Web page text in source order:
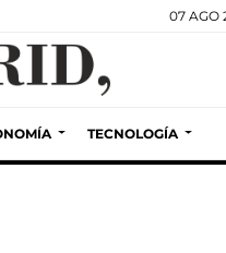
07 AGO
TECNOLOGÍA